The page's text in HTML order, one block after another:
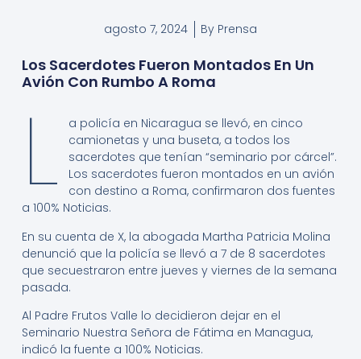
agosto 7, 2024 By Prensa
Los Sacerdotes Fueron Montados En Un
Avión Con Rumbo A Roma
L
a policía en Nicaragua se llevó, en cinco
camionetas y una buseta, a todos los
sacerdotes que tenían “seminario por cárcel”.
Los sacerdotes fueron montados en un avión
con destino a Roma, confirmaron dos fuentes
a 100% Noticias.
En su cuenta de X, la abogada Martha Patricia Molina
denunció que la policía se llevó a 7 de 8 sacerdotes
que secuestraron entre jueves y viernes de la semana
pasada.
Al Padre Frutos Valle lo decidieron dejar en el
Seminario Nuestra Señora de Fátima en Managua,
indicó la fuente a 100% Noticias.